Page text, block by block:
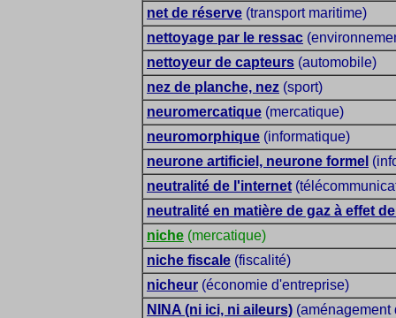
net de réserve (transport maritime)
nettoyage par le ressac
nettoyeur de capteurs (automobile)
nez de planche, nez (sport)
neuromercatique (mercatique)
neuromorphique (informatique)
neurone artificiel, neurone formel
neutralité de l'internet
neutralité en matière de gaz à effet
niche (mercatique)
niche fiscale (fiscalité)
nicheur (économie d'entreprise)
NINA (ni ici, ni aileurs) (aménagement